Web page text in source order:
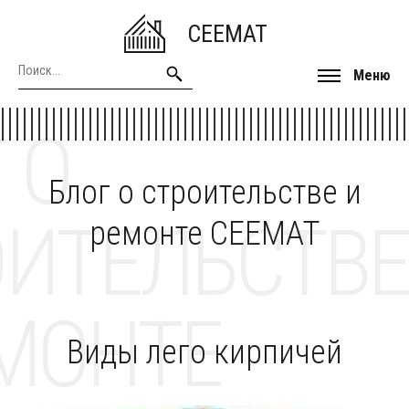
CEEMAT
Меню
Блог о строительстве и
ремонте CEEMAT
О
Виды лего кирпичей